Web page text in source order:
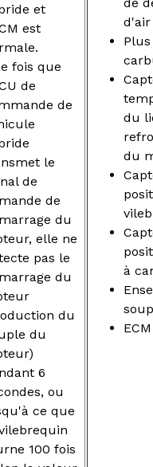
et
est
fois que
de
de
le
de
de
du
elle ne
pas le
du
du
du
6
ou
ce que
100 fois
d'air
du
du
à
ECM